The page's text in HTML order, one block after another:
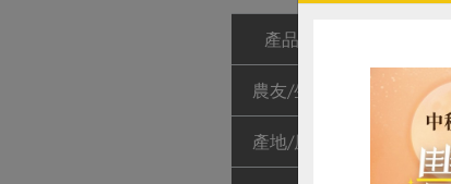
產品名稱 青草茶
農友/生產者 集昌股份
產地/原產地 中國